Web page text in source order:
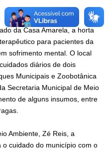
da Casa Amarela, a horta
para pacientes da
sofrimento mental. O local
diários de dois
Municipais e Zoobotânica
Secretaria Municipal de Meio
de alguns insumos, entre
Ambiente, Zé Reis, a
cuidado do município com o